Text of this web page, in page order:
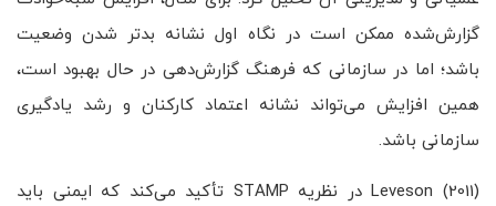
گزارش‌شده ممکن است در نگاه اول نشانه بدتر شدن وضعیت
باشد؛ اما در سازمانی که فرهنگ گزارش‌دهی در حال بهبود است،
همین افزایش می‌تواند نشانه اعتماد کارکنان و رشد یادگیری
سازمانی باشد.
Leveson (2011) در نظریه STAMP تأکید می‌کند که ایمنی باید